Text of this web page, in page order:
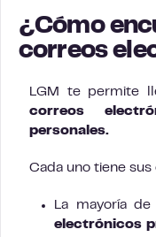
¿Cómo
correos
LGM te permite
correos
personales.
Cada uno tiene sus
La mayoría
electrónicos